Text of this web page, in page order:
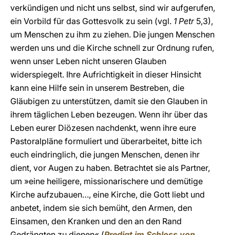
verkündigen und nicht uns selbst, sind wir aufgerufen,
ein Vorbild für das Gottesvolk zu sein (vgl. 1 Petr 5,3),
um Menschen zu ihm zu ziehen. Die jungen Menschen
werden uns und die Kirche schnell zur Ordnung rufen,
wenn unser Leben nicht unseren Glauben
widerspiegelt. Ihre Aufrichtigkeit in dieser Hinsicht
kann eine Hilfe sein in unserem Bestreben, die
Gläubigen zu unterstützen, damit sie den Glauben in
ihrem täglichen Leben bezeugen. Wenn ihr über das
Leben eurer Diözesen nachdenkt, wenn ihre eure
Pastoralpläne formuliert und überarbeitet, bitte ich
euch eindringlich, die jungen Menschen, denen ihr
dient, vor Augen zu haben. Betrachtet sie als Partner,
um »eine heiligere, missionarischere und demütige
Kirche aufzubauen…, eine Kirche, die Gott liebt und
anbetet, indem sie sich bemüht, den Armen, den
Einsamen, den Kranken und den an den Rand